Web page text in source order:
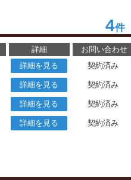
4件
詳細
お問い合わせ
詳細を見る
契約済み
詳細を見る 契約済み
詳細を見る 契約済み
詳細を見る 契約済み